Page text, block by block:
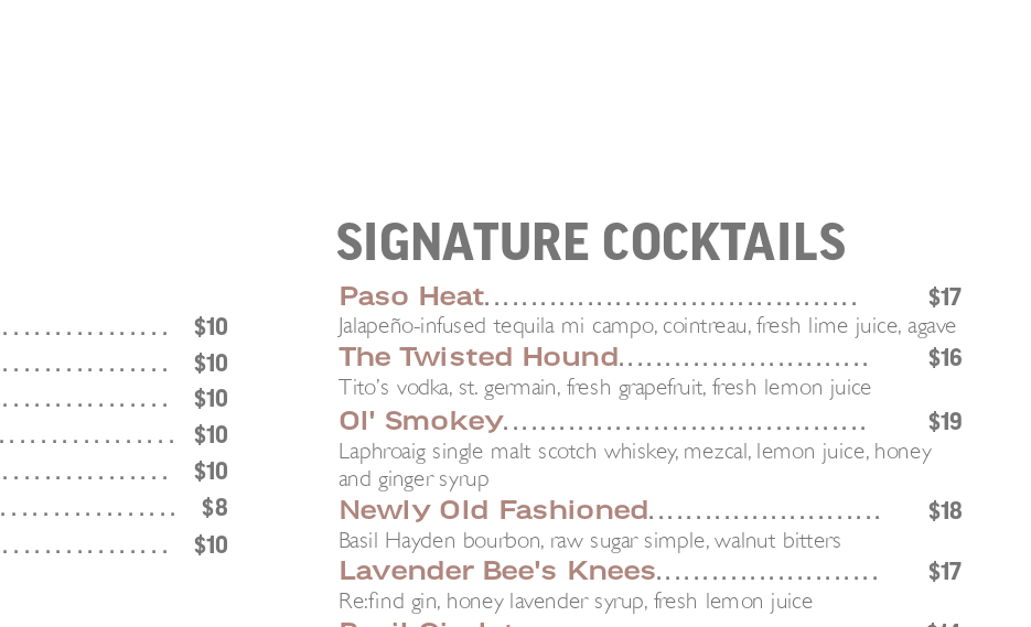
Paso Heat. . . . . . . . . . . . . . . . . . . . . . . . . . . . . . . . . . . . . . . .
$17
Jalapeño-infused tequila mi campo, cointreau, fresh lime juice, agave
The Twisted Hound . . . . . . . . . . . . . . . . . . . . . . . . . . . $16
Tito’s vodka, st. germain, fresh grapefruit, fresh lemon juice
Ol' Smokey. . . . . . . . . . . . . . . . . . . . . . . . . . . . . . . . . . . . . . . $19
Laphroaig single malt scotch whiskey, mezcal, lemon juice, honey
and ginger syrup
Newly Old Fashioned . . . . . . . . . . . . . . . . . . . . . . . . .
$18
Basil Hayden bourbon, raw sugar simple, walnut bitters
Lavender Bee's Knees. . . . . . . . . . . . . . . . . . . . . . . . $17
Re:find gin, honey lavender syrup, fresh lemon juice
SIGNATURE COCKTAILS
. . . . . . . . . . . . . . . $10
. . . . . . . . . . . . . . . $10
. . . . . . . . . . . . . . . $10
. . . . . . . . . . . . . . . . $10
. . . . . . . . . . . . . . . $10
. . . . . . . . . . . . . . . . $8
. . . . . . . . . . . . . . . $10